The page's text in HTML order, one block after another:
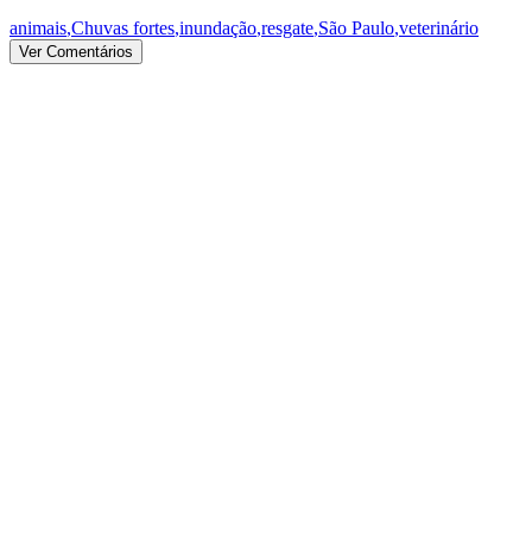
animais,Chuvas fortes,inundação,resgate,São Paulo,veterinário
Ver Comentários